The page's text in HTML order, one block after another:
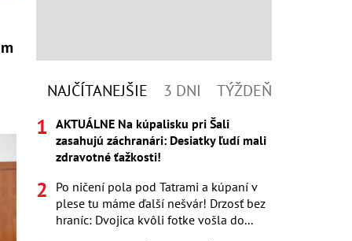
NAJČÍTANEJŠIE 3 DNI TÝŽDEŇ
AKTUÁLNE Na kúpalisku pri Šali
zasahujú záchranári: Desiatky ľudí mali
zdravotné ťažkosti!
Po ničení pola pod Tatrami a kúpaní v
plese tu máme ďalší nešvár! Drzosť bez
hraníc: Dvojica kvôli fotke vošla do...